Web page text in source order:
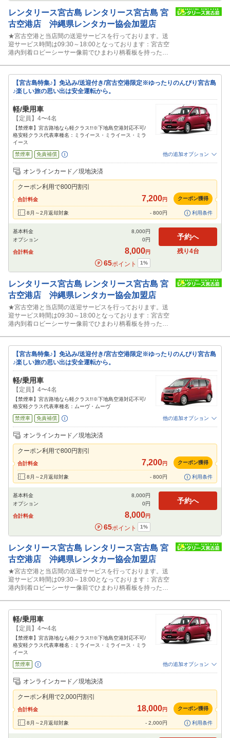
レンタリース宮古島 レンタリース宮古島 宮
古空港店 沖縄県レンタカー協会加盟店
★宮古空港と当店間の送迎サービスを行っております。送
迎サービス時間は09:30～18:00となっております：宮古空
港内到着ロビーシーサー像前でひまわり柄看板を持ったス
【宮古島特集♪】免込み/送迎付き/宮古空港限定※ゆったりのんびり宮古島
♪楽しい旅の思い出は安全運転から。
軽/乗用車
【定員】4〜4名
【禁煙車】宮古路地なら軽クラス!!※下地島空港対応不可/
格安軽クラス代表車種名：ミライース・ミライース・ミラ
イース
禁煙車 免責補償 他の追加オプション
追加可能オプション
（次画面で選択ができます）
オンラインカード／現地決済
クーポン利用で800円割引
合計料金 7,200円
8月～2月返却対象 - 800円
クーポン獲得
利用条件
基本料金 8,000円
オプション
0円
合計料金 8,000円
65ポイント 1%
予約へ
残り4台
レンタリース宮古島 レンタリース宮古島 宮
古空港店 沖縄県レンタカー協会加盟店
★宮古空港と当店間の送迎サービスを行っております。送
迎サービス時間は09:30～18:00となっております：宮古空
港内到着ロビーシーサー像前でひまわり柄看板を持ったス
【宮古島特集♪】免込み/送迎付き/宮古空港限定※ゆったりのんびり宮古島
♪楽しい旅の思い出は安全運転から。
軽/乗用車
【定員】4〜4名
【禁煙車】宮古路地なら軽クラス!!※下地島空港対応不可/
格安軽クラス代表車種名：ムーヴ・ムーヴ
禁煙車 免責補償 他の追加オプション
追加可能オプション
（次画面で選択ができます）
オンラインカード／現地決済
クーポン利用で800円割引
合計料金 7,200円
8月～2月返却対象 - 800円
クーポン獲得
利用条件
基本料金 8,000円
オプション
0円
合計料金 8,000円
65ポイント 1%
予約へ
レンタリース宮古島 レンタリース宮古島 宮
古空港店 沖縄県レンタカー協会加盟店
★宮古空港と当店間の送迎サービスを行っております。送
迎サービス時間は09:30～18:00となっております：宮古空
港内到着ロビーシーサー像前でひまわり柄看板を持ったス
軽/乗用車
【定員】4〜4名
【禁煙車】宮古路地なら軽クラス!!※下地島空港対応不可/
格安軽クラス代表車種名：ミライース・ミライース・ミラ
イース
禁煙車 他の追加オプション
追加可能オプション
（次画面で選択ができます）
オンラインカード／現地決済
クーポン利用で2,000円割引
合計料金 18,000円
8月～2月返却対象 - 2,000円
クーポン獲得
利用条件